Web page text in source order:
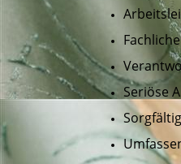
Seriöse